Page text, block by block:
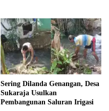
Sering Dilanda Genangan, Desa
Sukaraja Usulkan
Pembangunan Saluran Irigasi